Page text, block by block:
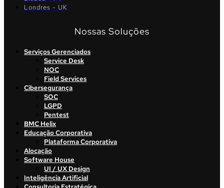
Londres - UK
Nossas Soluções
Serviços Gerenciados
Service Desk
NOC
Field Services
Cibersegurança
SOC
LGPD
Pentest
BMC Helix
Educação Corporativa
Plataforma Corporativa
Alocação
Software House
UI / UX Design
Inteligência Artificial